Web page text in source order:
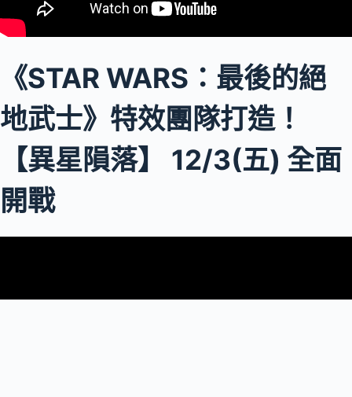
《STAR WARS：最後的絕
地武士》特效團隊打造！
【異星隕落】 12/3(五) 全面
開戰